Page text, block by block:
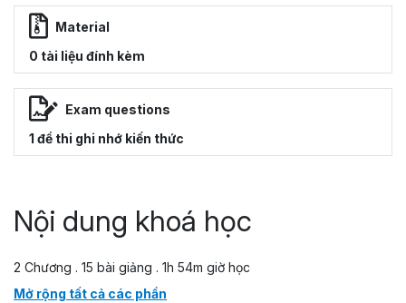
Material
0 tài liệu đính kèm
Exam questions
1 đề thi ghi nhớ kiến thức
Nội dung khoá học
2 Chương . 15 bài giảng . 1h 54m giờ học
Mở rộng tất cả các phần